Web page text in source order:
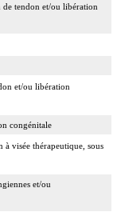
de tendon et/ou libération
et/ou libération
congénitale
visée thérapeutique, sous
et/ou